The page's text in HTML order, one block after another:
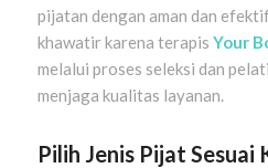
pijatan dengan aman dan
khawatir karena terapis Your
melalui proses seleksi dan
menjaga kualitas layanan.
Pilih Jenis Pijat Sesuai